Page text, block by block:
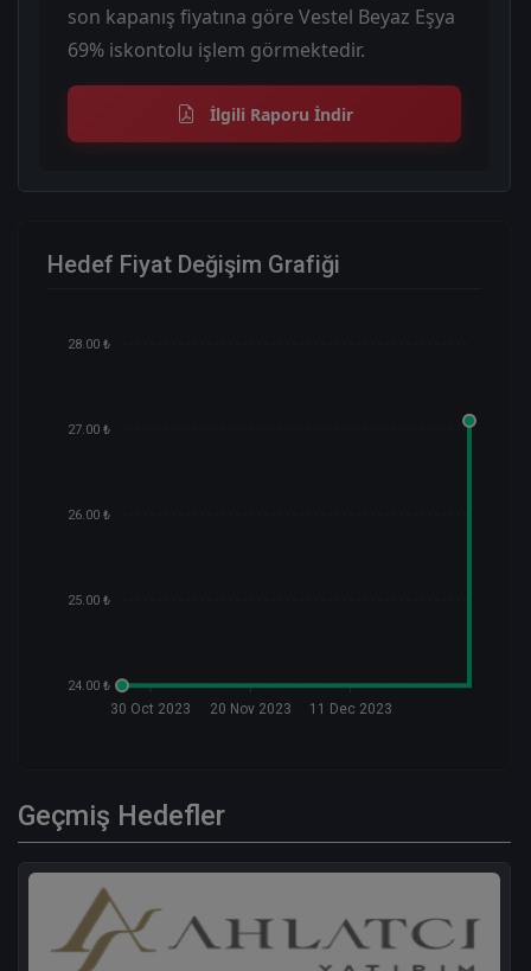
son kapanış fiyatına göre Vestel Beyaz Eşya
69% iskontolu işlem görmektedir.
İlgili Raporu İndir
Hedef Fiyat Değişim Grafiği
28.00 ₺
27.00 ₺
26.00 ₺
25.00 ₺
24.00 ₺
30 Oct 2023 20 Nov 2023 11 Dec 2023
Geçmiş Hedefler